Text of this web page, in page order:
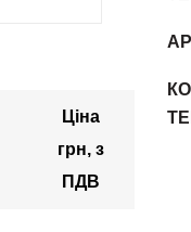
Ціна
грн, з
ПДВ